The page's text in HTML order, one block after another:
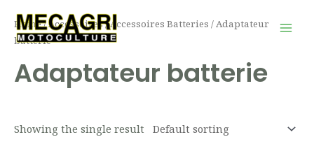
contenu
Home/Accessoires/Accessoires Batteries / Adaptateur
batterie
Adaptateur batterie
Showing the single result